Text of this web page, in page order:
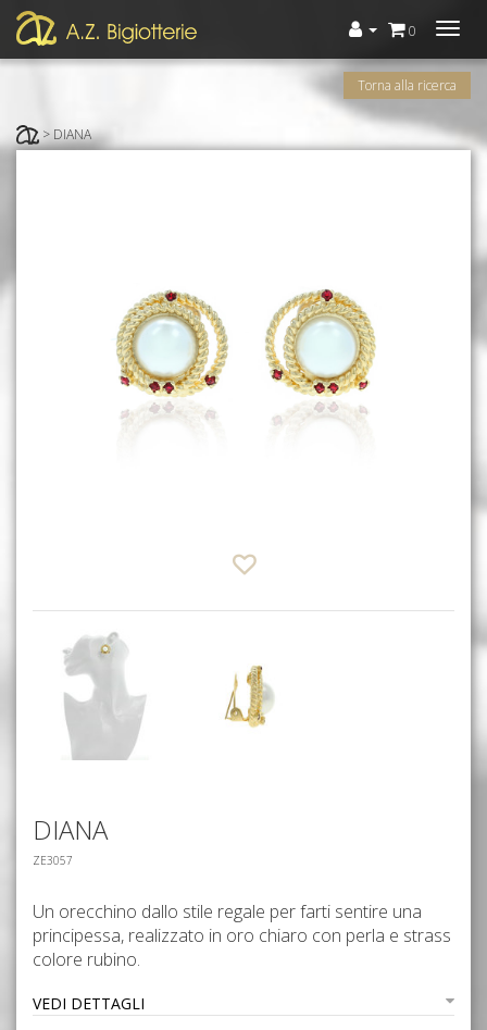
Menù
0
> DIANA
Torna alla ricerca
DIANA
ZE3057
Un orecchino dallo stile regale per farti sentire una
principessa, realizzato in oro chiaro con perla e strass
colore rubino.
VEDI DETTAGLI